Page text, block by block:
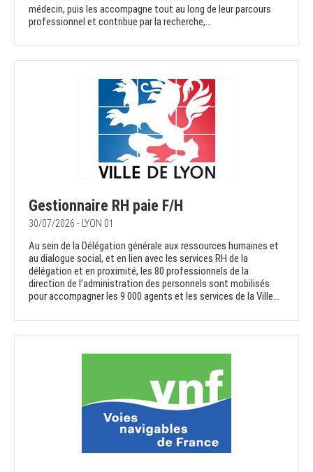
médecin, puis les accompagne tout au long de leur parcours
professionnel et contribue par la recherche,...
Gestionnaire RH paie F/H
30/07/2026 - LYON 01
Au sein de la Délégation générale aux ressources humaines et
au dialogue social, et en lien avec les services RH de la
délégation et en proximité, les 80 professionnels de la
direction de l’administration des personnels sont mobilisés
pour accompagner les 9 000 agents et les services de la Ville...